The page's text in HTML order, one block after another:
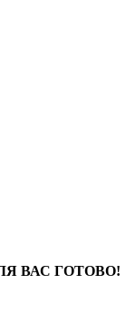
ВАС ГОТОВО!